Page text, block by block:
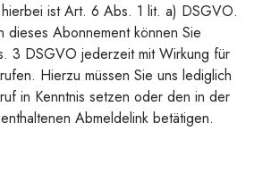
ist Art. 6 Abs. 1 lit. a) DSGVO.
dieses Abonnement können Sie
3 DSGVO jederzeit mit Wirkung für
Hierzu müssen Sie uns lediglich
in Kenntnis setzen oder den in der
Abmeldelink betätigen.